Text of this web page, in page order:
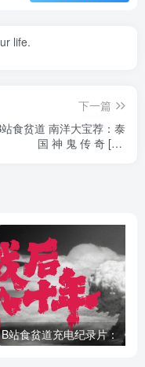
life.
下一篇
站食贫道 南洋大宝荐：泰
国 神 鬼 传 奇 [上]